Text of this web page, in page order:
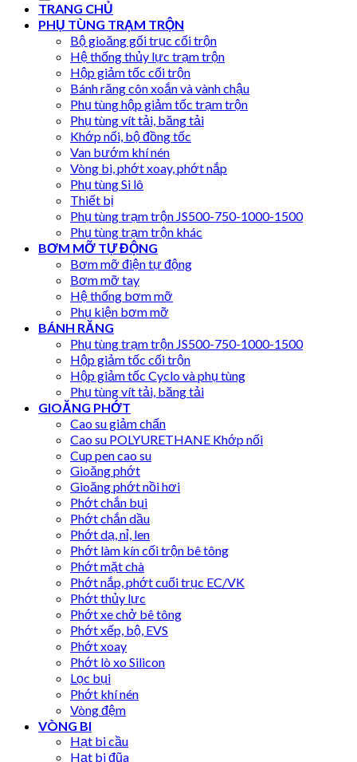
TRANG CHỦ
PHỤ TÙNG TRẠM TRỘN
Bộ gioăng gối trục cối trộn
Hệ thống thủy lực trạm trộn
Hộp giảm tốc cối trộn
Bánh răng côn xoắn và vành chậu
Phụ tùng hộp giảm tốc trạm trộn
Phụ tùng vít tải, băng tải
Khớp nối, bộ đồng tốc
Van bướm khí nén
Vòng bi, phớt xoay, phớt nắp
Phụ tùng Si lô
Thiết bị
Phụ tùng trạm trộn JS500-750-1000-1500
Phụ tùng trạm trộn khác
BƠM MỠ TỰ ĐỘNG
Bơm mỡ điện tự động
Bơm mỡ tay
Hệ thống bơm mỡ
Phụ kiện bơm mỡ
BÁNH RĂNG
Phụ tùng trạm trộn JS500-750-1000-1500
Hộp giảm tốc cối trộn
Hộp giảm tốc Cyclo và phụ tùng
Phụ tùng vít tải, băng tải
GIOĂNG PHỚT
Cao su giảm chấn
Cao su POLYURETHANE Khớp nối
Cup pen cao su
Gioăng phớt
Gioăng phớt nồi hơi
Phớt chắn bụi
Phớt chắn dầu
Phớt dạ, nỉ, len
Phớt làm kín cối trộn bê tông
Phớt mặt chà
Phớt nắp, phớt cuối trục EC/VK
Phớt thủy lực
Phớt xe chở bê tông
Phớt xếp, bộ, EVS
Phớt xoay
Phớt lò xo Silicon
Lọc bụi
Phớt khí nén
Vòng đệm
VÒNG BI
Hạt bi cầu
Hạt bi đũa